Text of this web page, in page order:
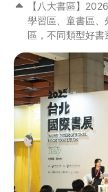
【八大書區】
學習區、童書區
區，不同類型好書